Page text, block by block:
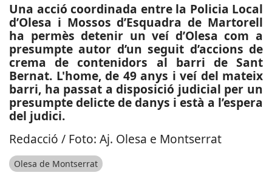
Una acció coordinada entre la Policia Local
d’Olesa i Mossos d’Esquadra de Martorell
ha permès detenir un veí d’Olesa com a
presumpte autor d’un seguit d’accions de
crema de contenidors al barri de Sant
Bernat. L'home, de 49 anys i veí del mateix
barri, ha passat a disposició judicial per un
presumpte delicte de danys i està a l’espera
del judici.
Redacció / Foto: Aj. Olesa e Montserrat
Olesa de Montserrat